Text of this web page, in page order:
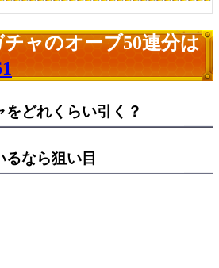
ャのオーブ50連分は
どれくらい引く？
なら狙い目